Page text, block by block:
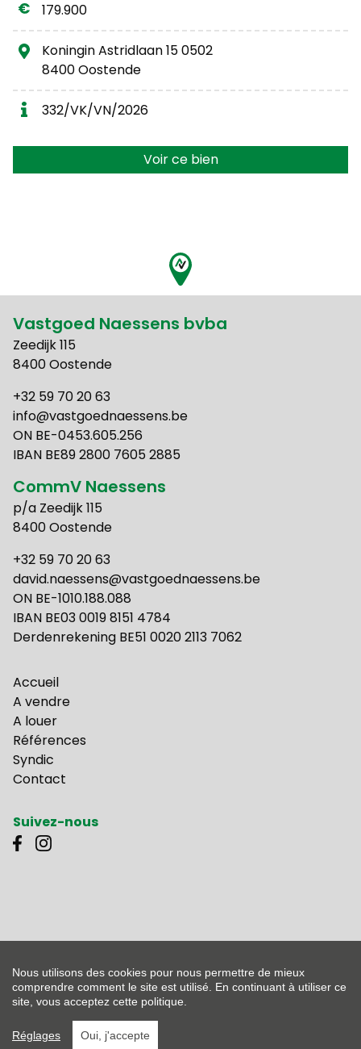
179.900
Koningin Astridlaan 15 0502
8400 Oostende
332/VK/VN/2026
Voir ce bien
Vastgoed Naessens bvba
Zeedijk 115
8400 Oostende
+32 59 70 20 63
info@vastgoednaessens.be
ON BE-0453.605.256
IBAN BE89 2800 7605 2885
CommV Naessens
p/a Zeedijk 115
8400 Oostende
+32 59 70 20 63
david.naessens@vastgoednaessens.be
ON BE-1010.188.088
IBAN BE03 0019 8151 4784
Derdenrekening BE51 0020 2113 7062
Accueil
A vendre
A louer
Références
Syndic
Contact
Suivez-nous
L'autorité de contrôle: L'Institut professionel des agents immobilier, Rue du
Luxembourg 16B, 1000 Bruxelles - Sousmis au code déontologique du IPI -
Membre IPI - Lid CIB
Design by DENK! Creatieve marketing
Disclaimer
Privacy policy|
Nous utilisons des cookies pour nous permettre de mieux
comprendre comment le site est utilisé. En continuant à utiliser ce
site, vous acceptez cette politique.
Réglages Oui, j'accepte